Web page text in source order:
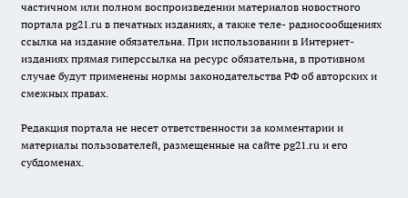
частичном или полном воспроизведении материалов новостного
портала pg21.ru в печатных изданиях, а также теле- радиосообщениях
ссылка на издание обязательна. При использовании в Интернет-
изданиях прямая гиперссылка на ресурс обязательна, в противном
случае будут применены нормы законодательства РФ об авторских и
смежных правах.
Редакция портала не несет ответственности за комментарии и
материалы пользователей, размещенные на сайте pg21.ru и его
субдоменах.